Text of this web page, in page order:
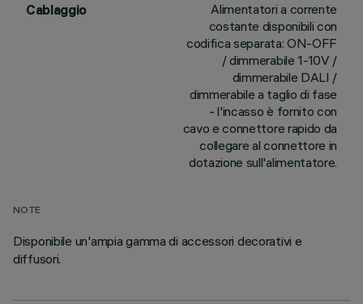
Cablaggio
Alimentatori a corrente
costante disponibili con
codifica separata: ON-OFF
/ dimmerabile 1-10V /
dimmerabile DALI /
dimmerabile a taglio di fase
- l'incasso è fornito con
cavo e connettore rapido da
collegare al connettore in
dotazione sull'alimentatore.
NOTE
Disponibile un'ampia gamma di accessori decorativi e
diffusori.